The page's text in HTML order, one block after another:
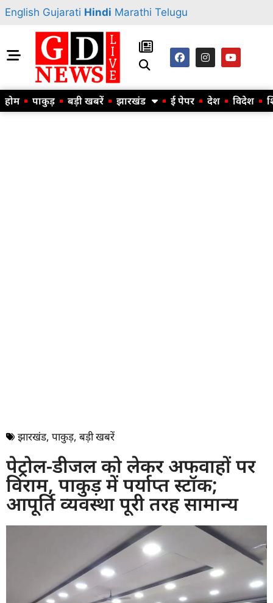
English Gujarati Hindi Marathi Telugu
होम पाकुड़ बड़ी खबरें झारखंड ई पेपर देश विदेश
झारखंड, पाकुड़, बड़ी खबरें
पेट्रोल-डीजल को लेकर अफवाहों पर
विराम, पाकुड़ में पर्याप्त स्टॉक;
आपूर्ति व्यवस्था पूरी तरह सामान्य